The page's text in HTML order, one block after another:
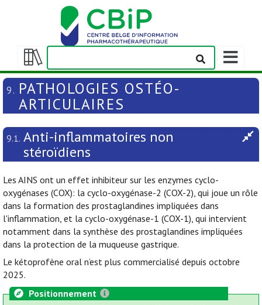
Afficher/masquer
la
table
des
Afficher/
la
barre
9. PATHOLOGIES OSTÉO-
ARTICULAIRES
9.1. Anti-inflammatoires non
stéroïdiens
Les AINS ont un effet inhibiteur sur les enzymes cyclo-
oxygénases (COX): la cyclo-oxygénase-2 (COX-2), qui joue un rôle
dans la formation des prostaglandines impliquées dans
l'inflammation, et la cyclo-oxygénase-1 (COX-1), qui intervient
notamment dans la synthèse des prostaglandines impliquées
dans la protection de la muqueuse gastrique.
Le kétoprofène oral n’est plus commercialisé depuis octobre
2025.
Positionnement